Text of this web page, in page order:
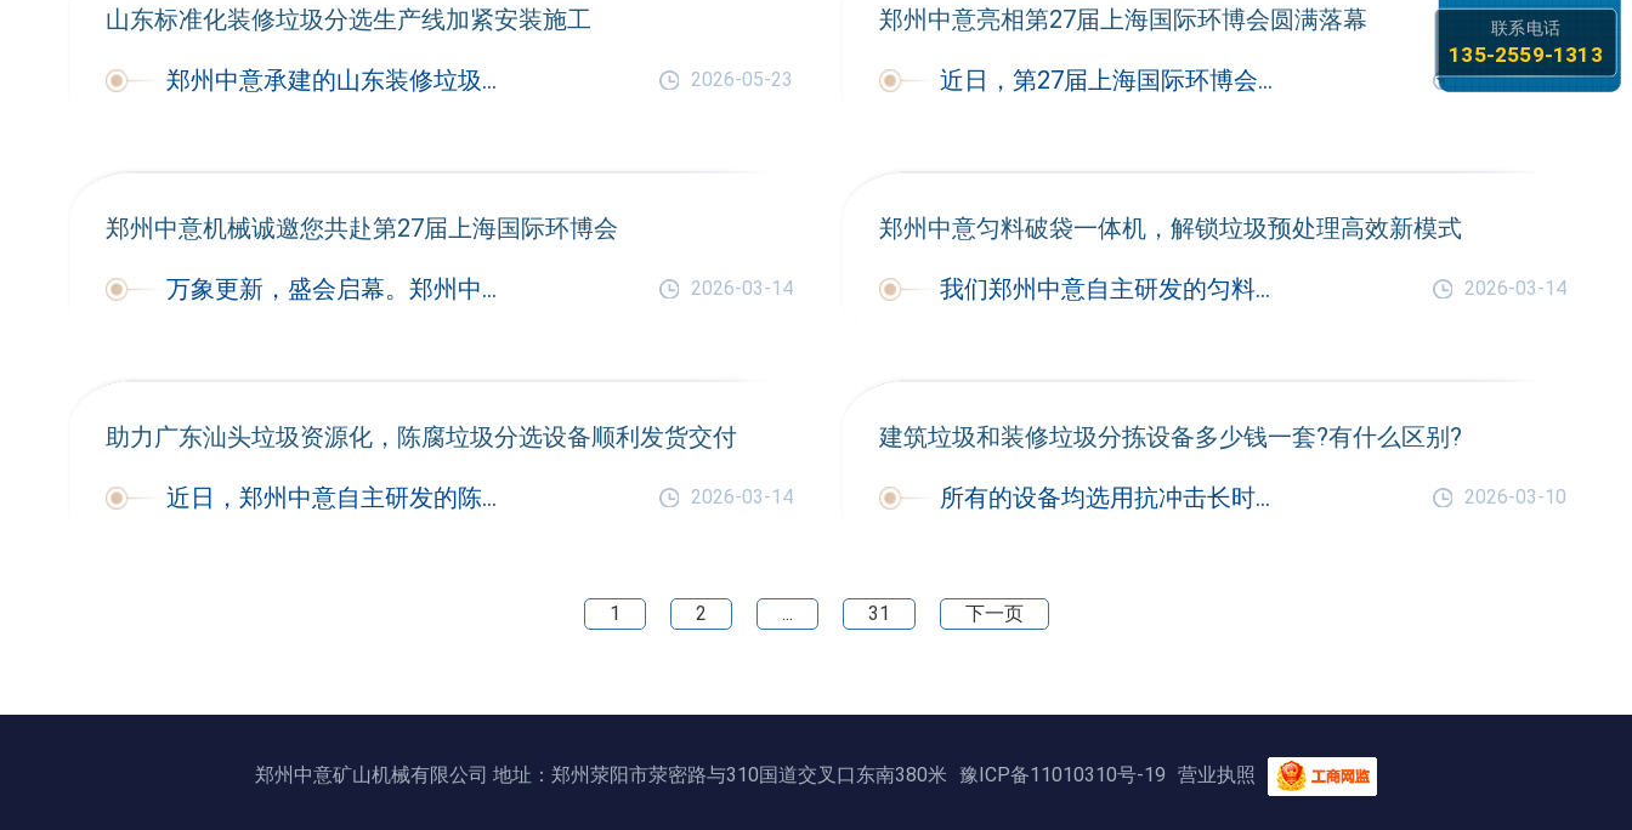
山东标准化装修垃圾分选生产线加紧安装施工
郑州中意承建的山东装修垃圾标准化分选项目，正有条不紊开展设备安装作业，项目整体建设进度稳步推进，建成后将高效解决当地装修垃圾处置难题。 2026-05-23
郑州中意亮相第27届上海国际环博会圆满落幕
近日，第27届上海国际环博会在上海新国际博览中心圆满落幕。 2026-04-16
郑州中意机械诚邀您共赴第27届上海国际环博会
万象更新，盛会启幕。郑州中意机械诚挚邀请您于2026年4月13日至15日，莅临上海新国际博览中心，参观第27届上海国际环博会。 2026-03-14
郑州中意匀料破袋一体机，解锁垃圾预处理高效新模式
我们郑州中意自主研发的匀料破袋一体机，正是为解决这一痛点而生，它将两种功能合二为一，成为预处理环节的核心*。 2026-03-14
助力广东汕头垃圾资源化，陈腐垃圾分选设备顺利发货交付
近日，郑州中意自主研发的陈腐垃圾分选设备完成装车，正式发往广东汕头。本次发货的核心设备包括螺旋筛、弹跳筛、负压风选机。 2026-03-14
建筑垃圾和装修垃圾分拣设备多少钱一套?有什么区别?
所有的设备均选用抗冲击长时间负荷设计，满足重载，适应装修垃圾中的水泥、金属材料掺杂的特殊性工况。 2026-03-10
1 2 ... 31 下一页
郑州中意矿山机械有限公司 地址：郑州荥阳市荥密路与310国道交叉口东南380米 豫ICP备11010310号-19 营业执照
联系电话
135-2559-1313